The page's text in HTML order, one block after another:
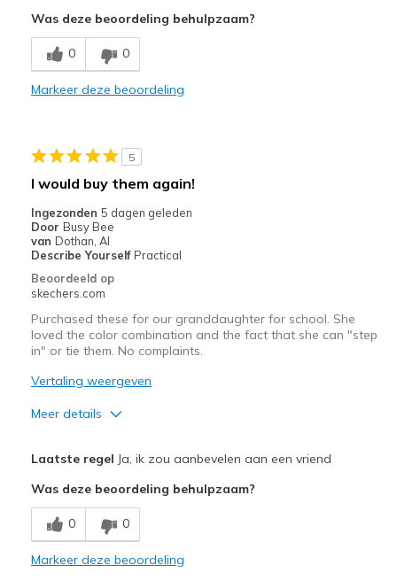
Breathe Well
Comfortable
Feels true to size
View On Shoes
Shoes are for Wearing
Was deze beoordeling behulpzaam?
0 0
Markeer deze beoordeling
5
I would buy them again!
Ingezonden 5 dagen geleden
Door Busy Bee
van Dothan, Al
Describe Yourself Practical
Beoordeeld op
skechers.com
Purchased these for our granddaughter for school. She
loved the color combination and the fact that she can "step
in" or tie them. No complaints.
Vertaling weergeven
Meer details
Breathe Well
Comfortable
Laatste regel Ja, ik zou aanbevelen aan een vriend
Was deze beoordeling behulpzaam?
0 0
Markeer deze beoordeling